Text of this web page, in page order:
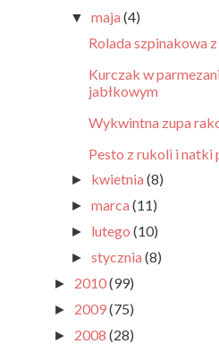
▼maja(4)
Rolada szpinakowa z
Kurczak w
jabłkowym
Wykwintna zupa
Pesto z rukoli i natki
► kwietnia(8)
►marca(11)
► lutego(10)
►stycznia(8)
► 2010(99)
► 2009(75)
► 2008 (28)